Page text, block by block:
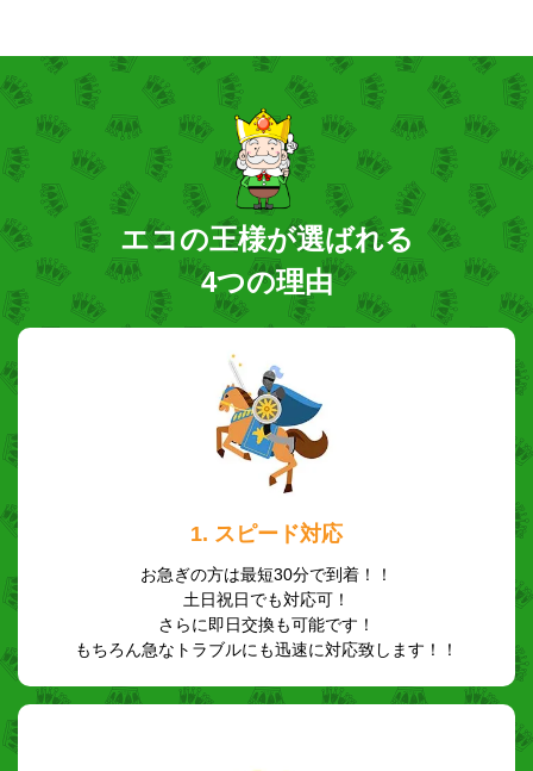
エコの王様が選ばれる
4つの理由
1. スピード対応
お急ぎの方は最短30分で到着！！
土日祝日でも対応可！
さらに即日交換も可能です！
もちろん急なトラブルにも迅速に対応致します！！